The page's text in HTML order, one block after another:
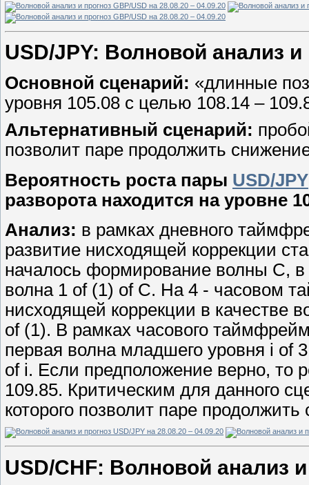
USD/JPY: Волновой анализ и
Основной сценарий: «длинные
уровня 105.08 с целью 108.14 –
Альтернативный сценарий:
позволит паре продолжить
Вероятность роста пары USD/JPY
разворота находится на уровне
Анализ: в рамках дневного
развитие нисходящей коррекции
началось формирование волны С, в
волна 1 of (1) of C. На 4 - часовом
нисходящей коррекции в качестве
of (1). В рамках часового
первая волна младшего уровня i of
of i. Если предположение верно, то
109.85. Критическим для данного
которого позволит паре
USD/CHF: Волновой анализ